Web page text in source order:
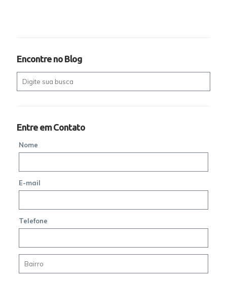
Encontre no Blog
Entre em Contato
Nome
E-mail
Telefone